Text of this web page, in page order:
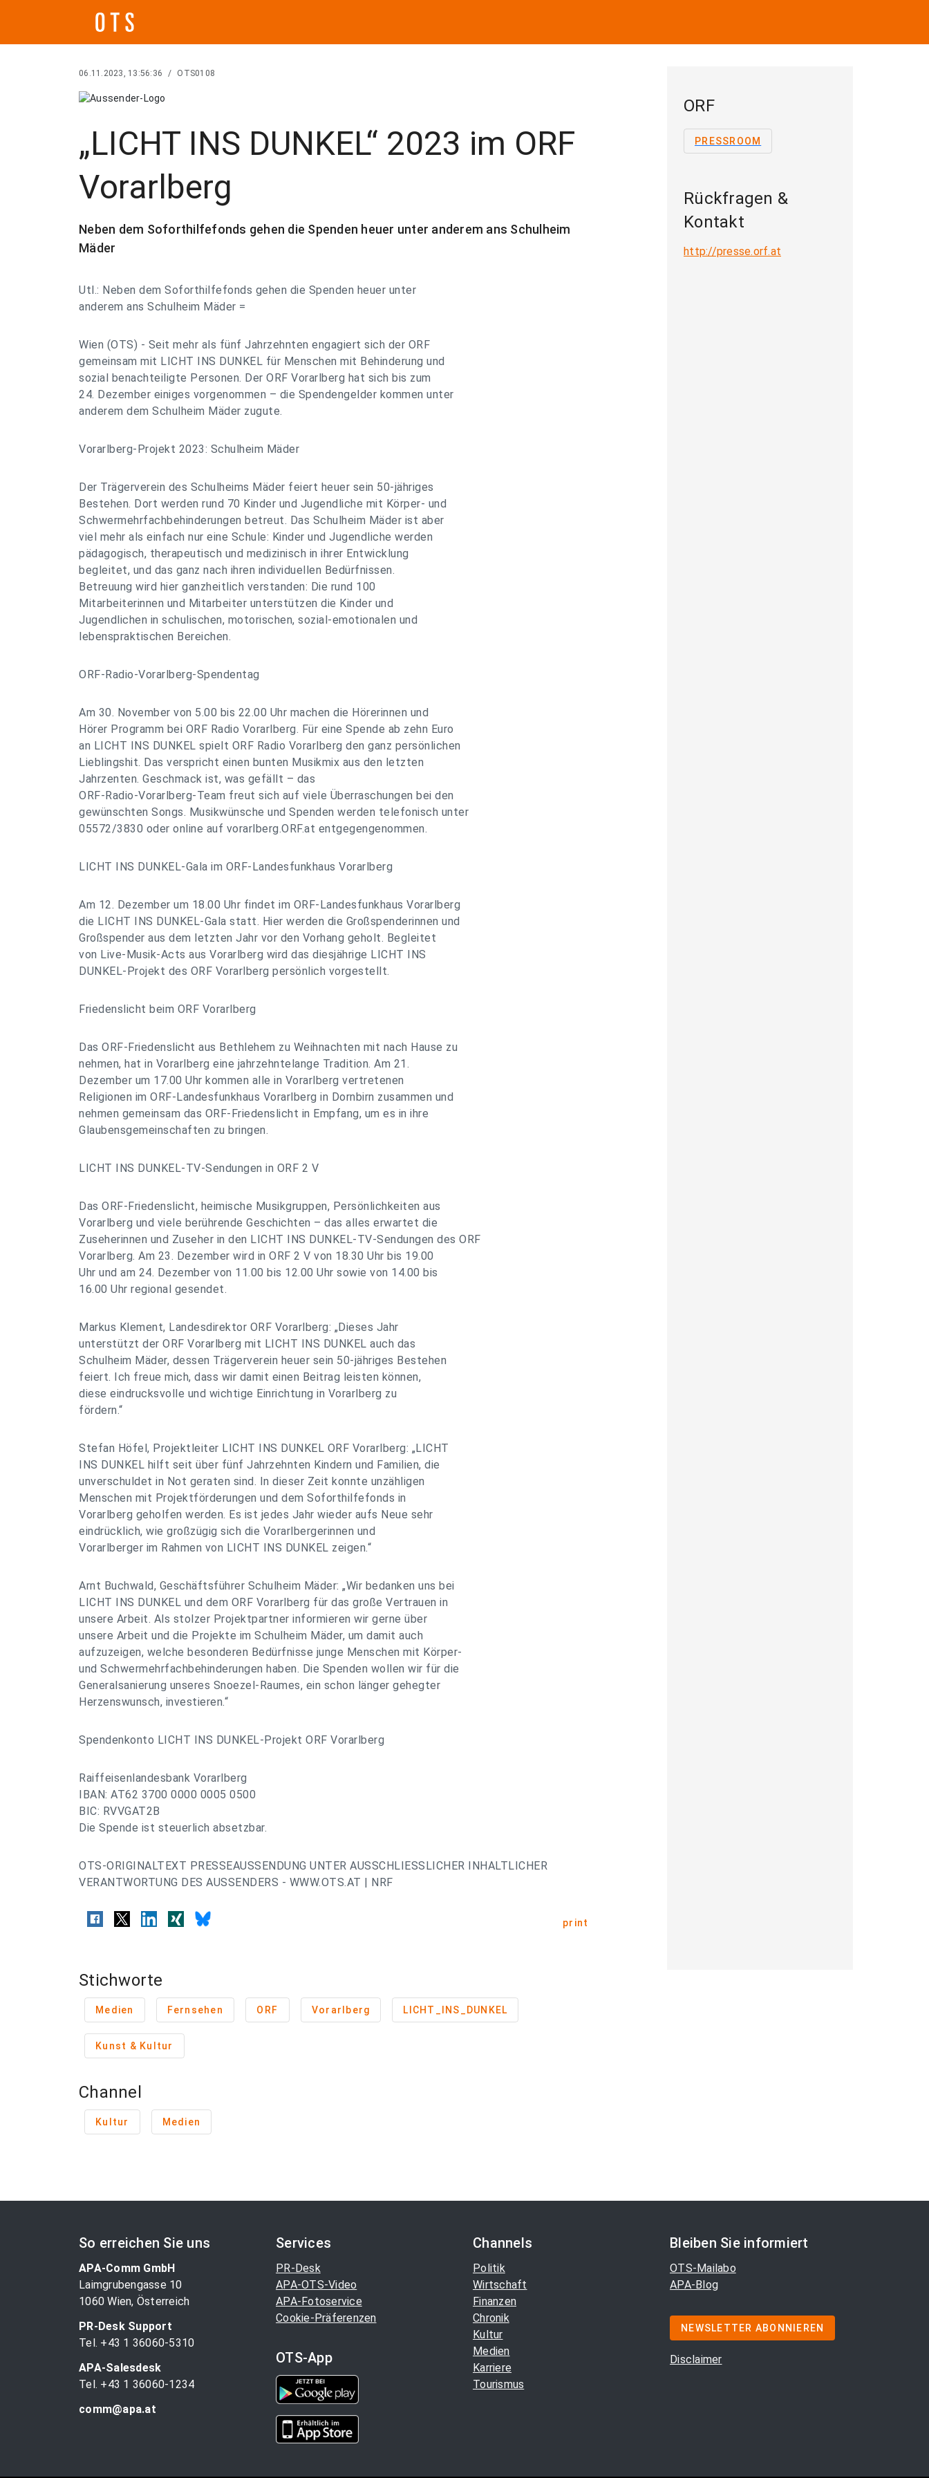
06.11.2023, 13:56:36 / OTS0108
„LICHT INS DUNKEL“ 2023 im ORF
Vorarlberg
Neben dem Soforthilfefonds gehen die Spenden heuer unter anderem ans Schulheim
Mäder
Utl.: Neben dem Soforthilfefonds gehen die Spenden heuer unter
anderem ans Schulheim Mäder =
Wien (OTS) - Seit mehr als fünf Jahrzehnten engagiert sich der ORF
gemeinsam mit LICHT INS DUNKEL für Menschen mit Behinderung und
sozial benachteiligte Personen. Der ORF Vorarlberg hat sich bis zum
24. Dezember einiges vorgenommen – die Spendengelder kommen unter
anderem dem Schulheim Mäder zugute.
Vorarlberg-Projekt 2023: Schulheim Mäder
Der Trägerverein des Schulheims Mäder feiert heuer sein 50-jähriges
Bestehen. Dort werden rund 70 Kinder und Jugendliche mit Körper- und
Schwermehrfachbehinderungen betreut. Das Schulheim Mäder ist aber
viel mehr als einfach nur eine Schule: Kinder und Jugendliche werden
pädagogisch, therapeutisch und medizinisch in ihrer Entwicklung
begleitet, und das ganz nach ihren individuellen Bedürfnissen.
Betreuung wird hier ganzheitlich verstanden: Die rund 100
Mitarbeiterinnen und Mitarbeiter unterstützen die Kinder und
Jugendlichen in schulischen, motorischen, sozial-emotionalen und
lebenspraktischen Bereichen.
ORF-Radio-Vorarlberg-Spendentag
Am 30. November von 5.00 bis 22.00 Uhr machen die Hörerinnen und
Hörer Programm bei ORF Radio Vorarlberg. Für eine Spende ab zehn Euro
an LICHT INS DUNKEL spielt ORF Radio Vorarlberg den ganz persönlichen
Lieblingshit. Das verspricht einen bunten Musikmix aus den letzten
Jahrzenten. Geschmack ist, was gefällt – das
ORF-Radio-Vorarlberg-Team freut sich auf viele Überraschungen bei den
gewünschten Songs. Musikwünsche und Spenden werden telefonisch unter
05572/3830 oder online auf vorarlberg.ORF.at entgegengenommen.
LICHT INS DUNKEL-Gala im ORF-Landesfunkhaus Vorarlberg
Am 12. Dezember um 18.00 Uhr findet im ORF-Landesfunkhaus Vorarlberg
die LICHT INS DUNKEL-Gala statt. Hier werden die Großspenderinnen und
Großspender aus dem letzten Jahr vor den Vorhang geholt. Begleitet
von Live-Musik-Acts aus Vorarlberg wird das diesjährige LICHT INS
DUNKEL-Projekt des ORF Vorarlberg persönlich vorgestellt.
Friedenslicht beim ORF Vorarlberg
Das ORF-Friedenslicht aus Bethlehem zu Weihnachten mit nach Hause zu
nehmen, hat in Vorarlberg eine jahrzehntelange Tradition. Am 21.
Dezember um 17.00 Uhr kommen alle in Vorarlberg vertretenen
Religionen im ORF-Landesfunkhaus Vorarlberg in Dornbirn zusammen und
nehmen gemeinsam das ORF-Friedenslicht in Empfang, um es in ihre
Glaubensgemeinschaften zu bringen.
LICHT INS DUNKEL-TV-Sendungen in ORF 2 V
Das ORF-Friedenslicht, heimische Musikgruppen, Persönlichkeiten aus
Vorarlberg und viele berührende Geschichten – das alles erwartet die
Zuseherinnen und Zuseher in den LICHT INS DUNKEL-TV-Sendungen des ORF
Vorarlberg. Am 23. Dezember wird in ORF 2 V von 18.30 Uhr bis 19.00
Uhr und am 24. Dezember von 11.00 bis 12.00 Uhr sowie von 14.00 bis
16.00 Uhr regional gesendet.
Markus Klement, Landesdirektor ORF Vorarlberg: „Dieses Jahr
unterstützt der ORF Vorarlberg mit LICHT INS DUNKEL auch das
Schulheim Mäder, dessen Trägerverein heuer sein 50-jähriges Bestehen
feiert. Ich freue mich, dass wir damit einen Beitrag leisten können,
diese eindrucksvolle und wichtige Einrichtung in Vorarlberg zu
fördern.“
Stefan Höfel, Projektleiter LICHT INS DUNKEL ORF Vorarlberg: „LICHT
INS DUNKEL hilft seit über fünf Jahrzehnten Kindern und Familien, die
unverschuldet in Not geraten sind. In dieser Zeit konnte unzähligen
Menschen mit Projektförderungen und dem Soforthilfefonds in
Vorarlberg geholfen werden. Es ist jedes Jahr wieder aufs Neue sehr
eindrücklich, wie großzügig sich die Vorarlbergerinnen und
Vorarlberger im Rahmen von LICHT INS DUNKEL zeigen.“
Arnt Buchwald, Geschäftsführer Schulheim Mäder: „Wir bedanken uns bei
LICHT INS DUNKEL und dem ORF Vorarlberg für das große Vertrauen in
unsere Arbeit. Als stolzer Projektpartner informieren wir gerne über
unsere Arbeit und die Projekte im Schulheim Mäder, um damit auch
aufzuzeigen, welche besonderen Bedürfnisse junge Menschen mit Körper-
und Schwermehrfachbehinderungen haben. Die Spenden wollen wir für die
Generalsanierung unseres Snoezel-Raumes, ein schon länger gehegter
Herzenswunsch, investieren.“
Spendenkonto LICHT INS DUNKEL-Projekt ORF Vorarlberg
Raiffeisenlandesbank Vorarlberg
IBAN: AT62 3700 0000 0005 0500
BIC: RVVGAT2B
Die Spende ist steuerlich absetzbar.
OTS-ORIGINALTEXT PRESSEAUSSENDUNG UNTER AUSSCHLIESSLICHER INHALTLICHER
VERANTWORTUNG DES AUSSENDERS - WWW.OTS.AT | NRF
print
Stichworte
Medien Fernsehen ORF Vorarlberg LICHT_INS_DUNKEL
Kunst & Kultur
Channel
Kultur Medien
ORF
PRESSROOM
Rückfragen &
Kontakt
http://presse.orf.at
So erreichen Sie uns
APA-Comm GmbH
Laimgrubengasse 10
1060 Wien, Österreich
PR-Desk Support
Tel. +43 1 36060-5310
APA-Salesdesk
Tel. +43 1 36060-1234
comm@apa.at
Services
PR-Desk
APA-OTS-Video
APA-Fotoservice
Cookie-Präferenzen
OTS-App
Channels
Politik
Wirtschaft
Finanzen
Chronik
Kultur
Medien
Karriere
Tourismus
Bleiben Sie informiert
OTS-Mailabo
APA-Blog
NEWSLETTER ABONNIEREN
Disclaimer